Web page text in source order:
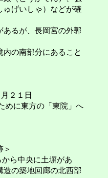
ゅげいしゃ）などが確
るが、長岡宮の外郭
の南部分にあること
２１日
めに東方の「東院」へ
ら中央に土塀があ
造の築地回廊の北西部